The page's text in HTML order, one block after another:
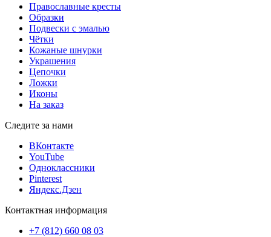
Православные кресты
Образки
Подвески с эмалью
Чётки
Кожаные шнурки
Украшения
Цепочки
Ложки
Иконы
На заказ
Следите за нами
ВКонтакте
YouTube
Одноклассники
Pinterest
Яндекс.Дзен
Контактная информация
+7 (812) 660 08 03